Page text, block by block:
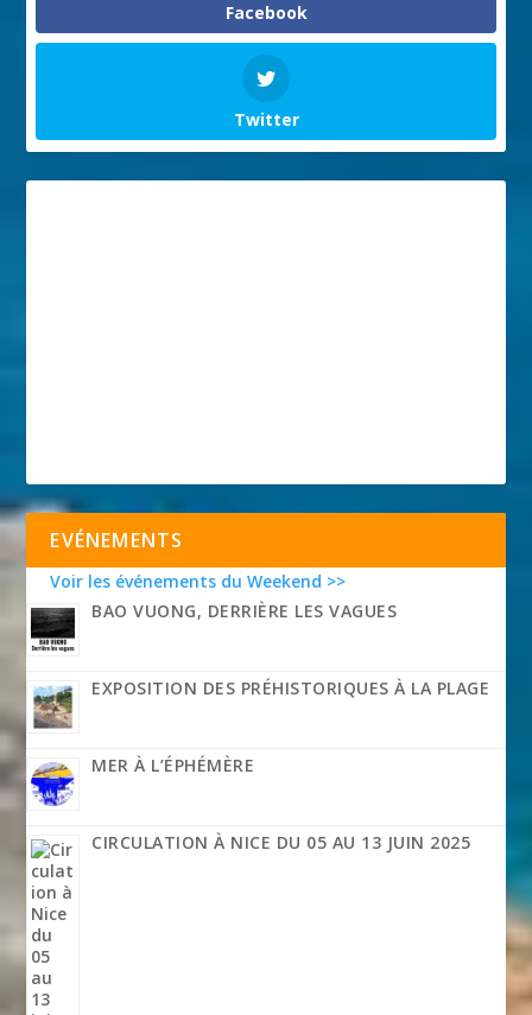
Facebook
Twitter
EVÉNEMENTS
Voir les événements du Weekend >>
BAO VUONG, DERRIÈRE LES VAGUES
EXPOSITION DES PRÉHISTORIQUES À LA PLAGE
MER À L’ÉPHÉMÈRE
CIRCULATION À NICE DU 05 AU 13 JUIN 2025